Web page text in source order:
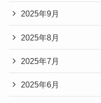
2025年9月
2025年8月
2025年7月
2025年6月